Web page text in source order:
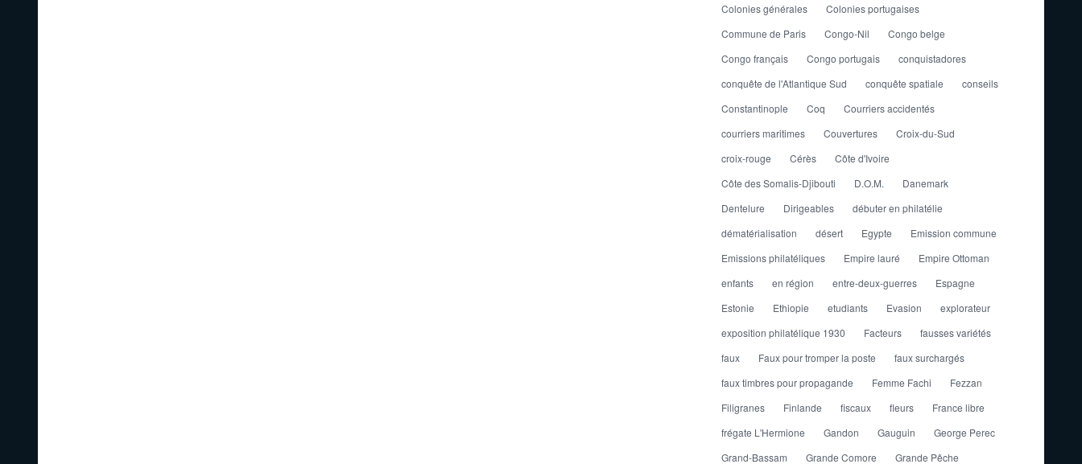
Colonies générales
Colonies portugaises
Commune de Paris
Congo-Nil
Congo belge
Congo français
Congo portugais
conquistadores
conquête de l'Atlantique Sud
conquête spatiale
conseils
Constantinople
Coq
Courriers accidentés
courriers maritimes
Couvertures
Croix-du-Sud
croix-rouge
Cérès
Côte d'Ivoire
Côte des Somalis-Djibouti
D.O.M.
Danemark
Dentelure
Dirigeables
débuter en philatélie
dématérialisation
désert Egypte
Emission commune
Emissions philatéliques
Empire lauré
Empire Ottoman
enfants
en région entre-deux-guerres
Espagne
Estonie
Ethiopie etudiants Evasion
explorateur
exposition philatélique 1930
Facteurs
fausses variétés
faux
Faux pour tromper la poste
faux surchargés
faux timbres pour propagande
Femme Fachi
Fezzan
Filigranes
Finlande fiscaux fleurs
France libre
frégate L'Hermione
Gandon Gauguin
George Perec
Grand-Bassam
Grande Comore
Grande Pêche